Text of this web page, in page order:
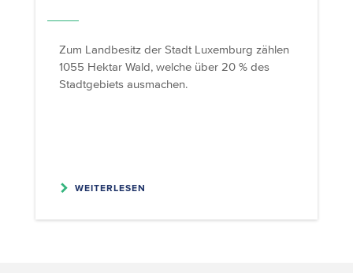
Zum Landbesitz der Stadt Luxemburg zählen
1055 Hektar Wald, welche über 20 % des
Stadtgebiets ausmachen.
WEITERLESEN